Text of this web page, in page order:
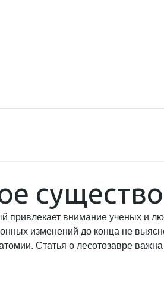
внимание ученых и
изменений до конца не
Статья о лесотозавре